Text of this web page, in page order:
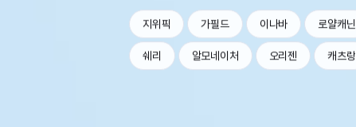
지위픽 가필드 이나바 로얄캐닌
쉐리 알모네이처 오리젠 캐츠랑